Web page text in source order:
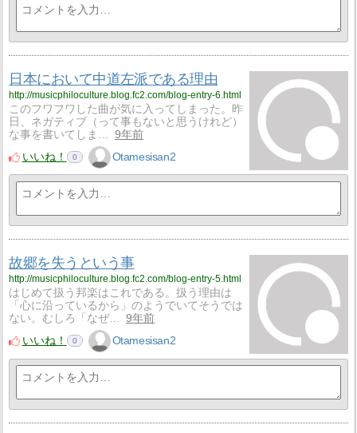
日本において中道左派である理由
http://musicphiloculture.blog.fc2.com/blog-entry-6.html
このフワフワした曲が気に入ってしまった。昨
日、ネガティブ（って事もないと思うけれど）
な事を書いてしま…
9年前
いいね！
0 Otamesisan2
故郷を失うという事
http://musicphiloculture.blog.fc2.com/blog-entry-5.html
はじめて扱う邦楽はこれである。扱う理由は
「心に沿っているから」のようでいてそうでは
ない。むしろ「なぜ…
9年前
いいね！
0 Otamesisan2